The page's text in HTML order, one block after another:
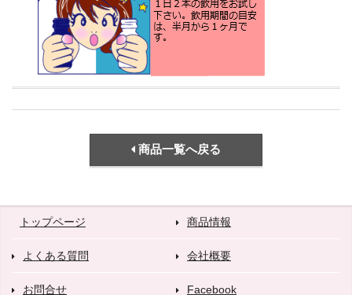
商品一覧へ戻る
トップページ 商品情報
よくある質問 会社概要
お問合せ Facebook